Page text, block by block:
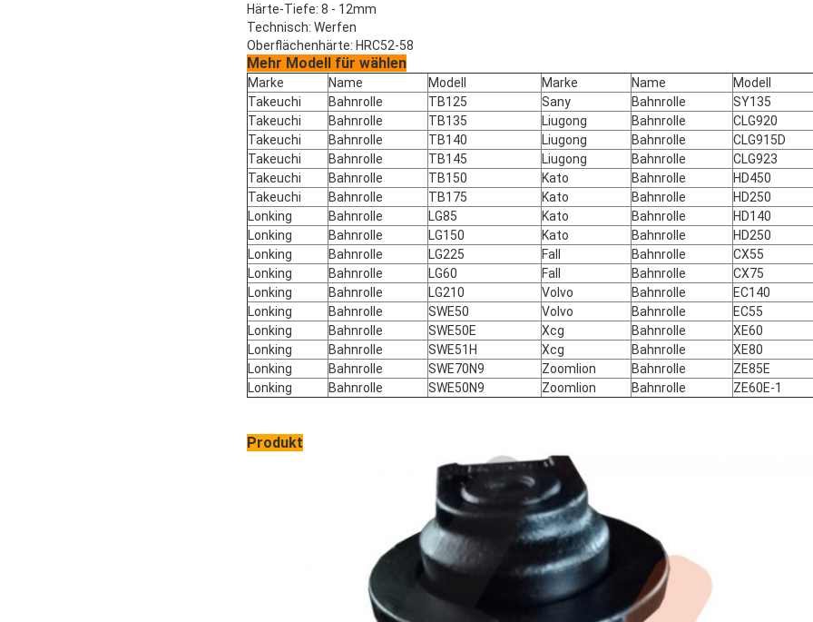
Härte-Tiefe: 8 - 12mm
Technisch: Werfen
Oberflächenhärte: HRC52-58
Mehr Modell für wählen
Marke Name Modell Marke Name
Modell
Takeuchi
Bahnrolle TB125 Sany Bahnrolle
SY135
Takeuchi
Bahnrolle TB135 Liugong Bahnrolle
CLG920
Takeuchi
Bahnrolle TB140 Liugong Bahnrolle
CLG915D
Takeuchi
Bahnrolle TB145 Liugong Bahnrolle
CLG923
Takeuchi
Bahnrolle TB150 Kato Bahnrolle
HD450
Takeuchi
Bahnrolle TB175 Kato Bahnrolle
HD250
Lonking
Bahnrolle LG85 Kato Bahnrolle
HD140
Lonking
Bahnrolle LG150 Kato Bahnrolle
HD250
Lonking
Bahnrolle LG225 Fall Bahnrolle
CX55
Lonking
Bahnrolle LG60 Fall Bahnrolle
CX75
Lonking
Bahnrolle LG210 Volvo Bahnrolle
EC140
Lonking
Bahnrolle SWE50 Volvo Bahnrolle
EC55
Lonking
Bahnrolle SWE50E Xcg Bahnrolle
XE60
Lonking
Bahnrolle SWE51H Xcg Bahnrolle
XE80
Lonking
Bahnrolle SWE70N9 Zoomlion Bahnrolle
ZE85E
Lonking
Bahnrolle SWE50N9 Zoomlion Bahnrolle ZE60E-1
Produkt